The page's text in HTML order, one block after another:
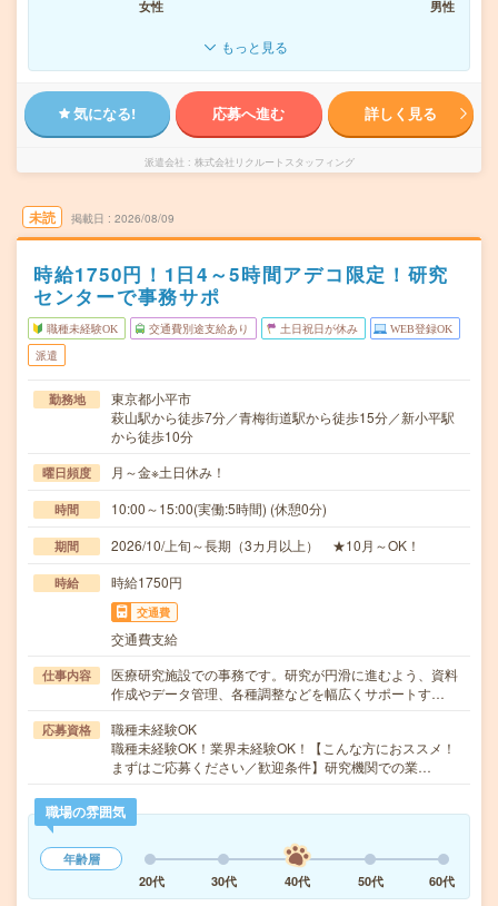
女性
男性
もっと見る
気になる! 応募へ進む 詳しく見る
派遣会社 株式会社リクルートスタッフィング
未読 掲載日 2026/08/09
時給1750円！1日4～5時間アデコ限定！研究
センターで事務サポ
職種未経験OK 交通費別途支給あり 土日祝日が休み WEB登録OK
派遣
勤務地
東京都小平市
萩山駅から徒歩7分／青梅街道駅から徒歩15分／新小平駅
から徒歩10分
曜日頻度 月～金※土日休み！
時間 10:00～15:00(実働:5時間) (休憩0分)
期間 2026/10/上旬～長期（3カ月以上） ★10月～OK！
時給 時給1750円
交通費
交通費支給
仕事内容
医療研究施設での事務です。研究が円滑に進むよう、資料
作成やデータ管理、各種調整などを幅広くサポートす…
応募資格
職種未経験OK
職種未経験OK！業界未経験OK！【こんな方におススメ！
まずはご応募ください／歓迎条件】研究機関での業…
職場の雰囲気
年齢層
20代
30代 40代 50代 60代